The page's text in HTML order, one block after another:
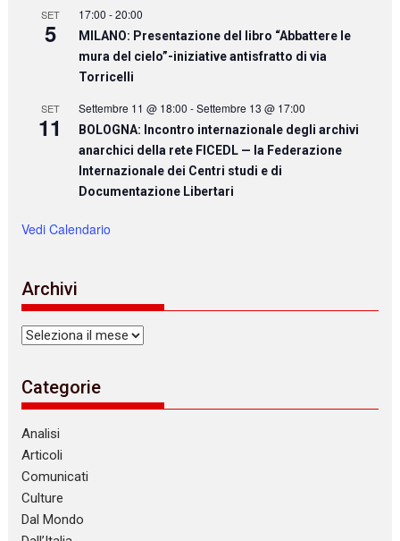
SET
5
17:00 -20:00
MILANO: Presentazione del libro “Abbattere le
mura del cielo”-iniziative antisfratto di via
Torricelli
SET
11
Settembre 11 @ 18:00 -Settembre 13 @ 17:00
BOLOGNA: Incontro internazionale degli archivi
anarchici della rete FICEDL — la Federazione
Internazionale dei Centri studi e di
Documentazione Libertari
Vedi Calendario
Archivi
Archivi
Categorie
Analisi
Articoli
Comunicati
Culture
Dal Mondo